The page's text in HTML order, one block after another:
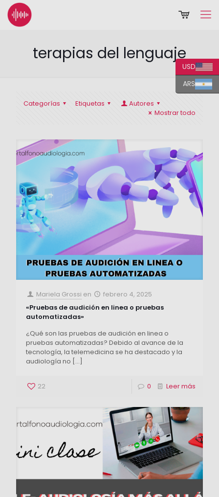
terapias del lenguaje
Categorías Etiquetas
Autores
Mostrar todo
Mariela Grossi en
febrero 4, 2025
«Pruebas de audición en linea o pruebas
automatizadas»
¿Qué son las pruebas de audición en linea o
pruebas automatizadas? Debido al avance de la
tecnología, la telemedicina se ha destacado y la
audiología no […]
22 0 Leer más
USD
ARS